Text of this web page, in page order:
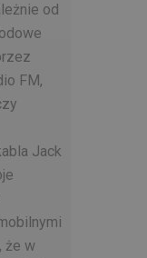
od
FM,
Jack
że w